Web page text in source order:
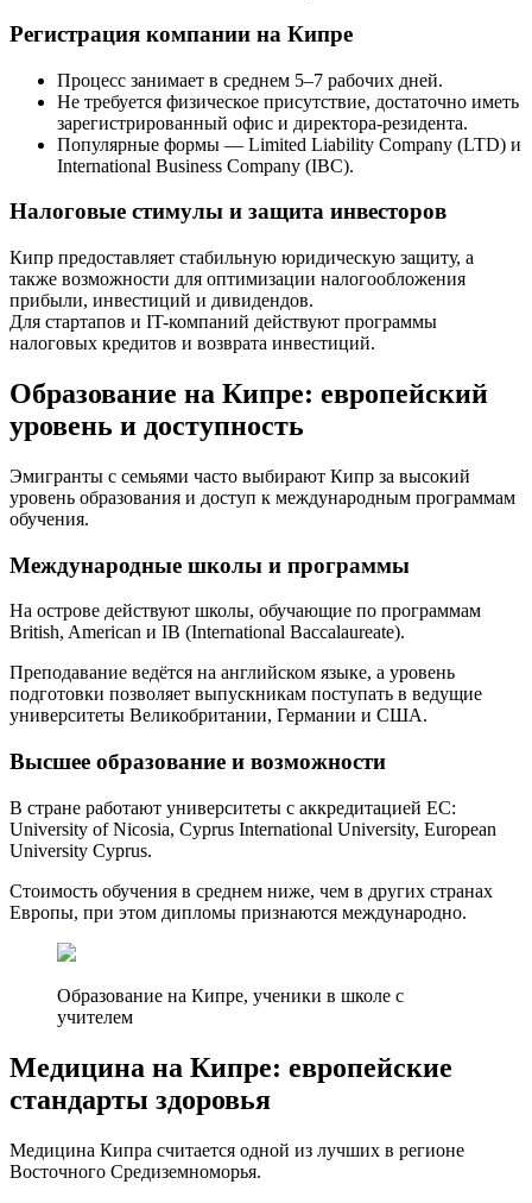
Регистрация компании на Кипре
Процесс занимает в среднем 5–7 рабочих дней.
Не требуется физическое присутствие, достаточно иметь
зарегистрированный офис и директора-резидента.
Популярные формы — Limited Liability Company (LTD) и
International Business Company (IBC).
Налоговые стимулы и защита инвесторов
Кипр предоставляет стабильную юридическую защиту, а
также возможности для оптимизации налогообложения
прибыли, инвестиций и дивидендов.
Для стартапов и IT-компаний действуют программы
налоговых кредитов и возврата инвестиций.
Образование на Кипре: европейский
уровень и доступность
Эмигранты с семьями часто выбирают Кипр за высокий
уровень образования и доступ к международным программам
обучения.
Международные школы и программы
На острове действуют школы, обучающие по программам
British, American и IB (International Baccalaureate).
Преподавание ведётся на английском языке, а уровень
подготовки позволяет выпускникам поступать в ведущие
университеты Великобритании, Германии и США.
Высшее образование и возможности
В стране работают университеты с аккредитацией ЕС:
University of Nicosia, Cyprus International University, European
University Cyprus.
Стоимость обучения в среднем ниже, чем в других странах
Европы, при этом дипломы признаются международно.
Образование на Кипре, ученики в школе с
учителем
Медицина на Кипре: европейские
стандарты здоровья
Медицина Кипра считается одной из лучших в регионе
Восточного Средиземноморья.